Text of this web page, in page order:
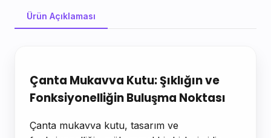
Ürün Açıklaması
Çanta Mukavva Kutu: Şıklığın ve
Fonksiyonelliğin Buluşma Noktası
Çanta mukavva kutu, tasarım ve